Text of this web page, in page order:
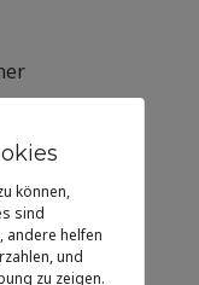
können,
sind
andere helfen
und
zu zeigen.